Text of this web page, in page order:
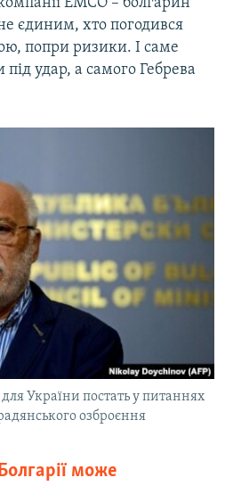
єдиним, хто погодився
попри ризики. І саме
удар, а самого Гебрева
України постать у питаннях
озброєння
може